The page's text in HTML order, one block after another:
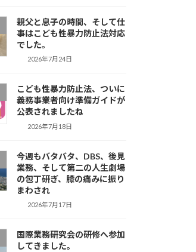
親父と息子の時間、そして仕
事はこども性暴力防止法対応
でした。
2026年7月24日
こども性暴力防止法、ついに
義務事業者向け準備ガイドが
公表されましたね
2026年7月18日
今週もバタバタ、DBS、後見
業務、そして第二の人生劇場
の包丁研ぎ、膝の痛みに振り
まわされ
2026年7月17日
国際業務研究会の研修へ参加
してきました。